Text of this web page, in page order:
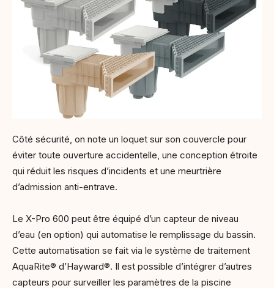
Côté sécurité, on note un loquet sur son couvercle pour
éviter toute ouverture accidentelle, une conception étroite
qui réduit les risques d’incidents et une meurtrière
d’admission anti-entrave.
Le X-Pro 600 peut être équipé d’un capteur de niveau
d’eau (en option) qui automatise le remplissage du bassin.
Cette automatisation se fait via le système de traitement
AquaRite® d’Hayward®. Il est possible d’intégrer d’autres
capteurs pour surveiller les paramètres de la piscine